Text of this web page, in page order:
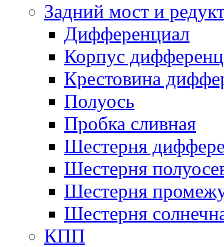
Задний мост и
Дифференциал
Корпус
Крестовина
Полуось
Пробка сливная
Шестерня
Шестерня
Шестерня
Шестерня
КПП